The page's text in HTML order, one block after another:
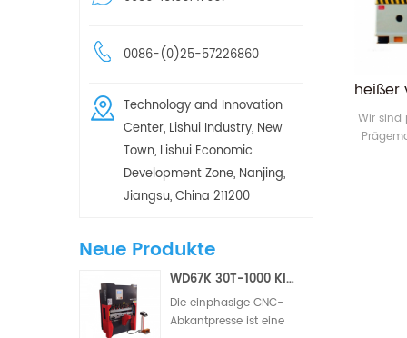
0086-(0)25-57226860
Technology and Innovation
Center, Lishui Industry, New
Town, Lishui Economic
Development Zone, Nanjing,
Jiangsu, China 211200
Neue Produkte
WD67K 30T-1000 Kleine hydraulische Torsionsstab-CNC-Abkantpresse (2/3 Achsen)
Die einphasige CNC-
Abkantpresse ist eine
Wir sind